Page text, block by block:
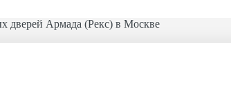
дверей Армада (Рекс) в Москве